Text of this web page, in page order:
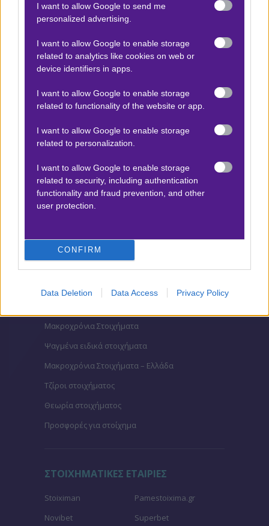
I want to allow Google to send me
personalized advertising.
I want to allow Google to enable storage
related to analytics like cookies on web or
device identifiers in apps.
I want to allow Google to enable storage
related to functionality of the website or app.
I want to allow Google to enable storage
related to personalization.
I want to allow Google to enable storage
related to security, including authentication
functionality and fraud prevention, and other
user protection.
CONFIRM
Data Deletion Data Access Privacy Policy
ΒΑΘΜΟΛΟΓΙΕΣ
Βαθμολογίες Ελλάδα - Stoiximan
Super league
Βαθμολογίες Aγγλία – Premier league
Βαθμολογίες Γερμανίας – Bundesliga
Βαθμολογίες Ισπανίας- La liga
Βαθμολογίες Γαλλίας-League 1
Κουπόνι στοιχήματος ΟΠΑΠ
Αναλύσεις αγώνων
Μακροχρόνια Στοιχήματα
Ψαγμένα ειδικά στοιχήματα
Μακροχρόνια Στοιχήματα – Ελλάδα
Τζίροι στοιχήματος
Θεωρία στοιχήματος
Προσφορές για στοίχημα
ΣΤΟΙΧΗΜΑΤΙΚΕΣ ΕΤΑΙΡΙΕΣ
Stoiximan
Pamestoixima.gr
Novibet
Superbet